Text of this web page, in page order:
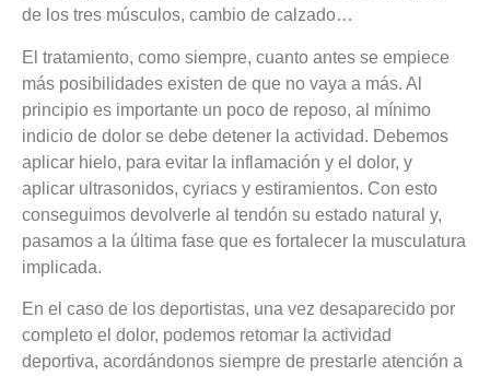
de los tres músculos, cambio de calzado…
El tratamiento, como siempre, cuanto antes se empiece
más posibilidades existen de que no vaya a más. Al
principio es importante un poco de reposo, al mínimo
indicio de dolor se debe detener la actividad. Debemos
aplicar hielo, para evitar la inflamación y el dolor, y
aplicar ultrasonidos, cyriacs y estiramientos. Con esto
conseguimos devolverle al tendón su estado natural y,
pasamos a la última fase que es fortalecer la musculatura
implicada.
En el caso de los deportistas, una vez desaparecido por
completo el dolor, podemos retomar la actividad
deportiva, acordándonos siempre de prestarle atención a